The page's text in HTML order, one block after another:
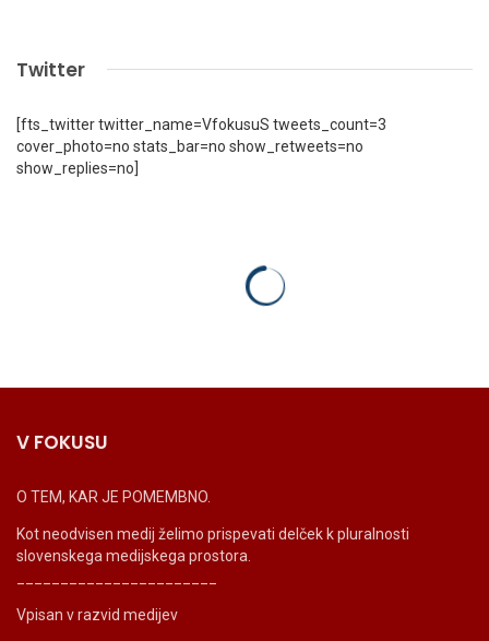
Twitter
[fts_twitter twitter_name=VfokusuS tweets_count=3
cover_photo=no stats_bar=no show_retweets=no
show_replies=no]
V FOKUSU
O TEM, KAR JE POMEMBNO.
Kot neodvisen medij želimo prispevati delček k pluralnosti
slovenskega medijskega prostora.
Vpisan v razvid medijev